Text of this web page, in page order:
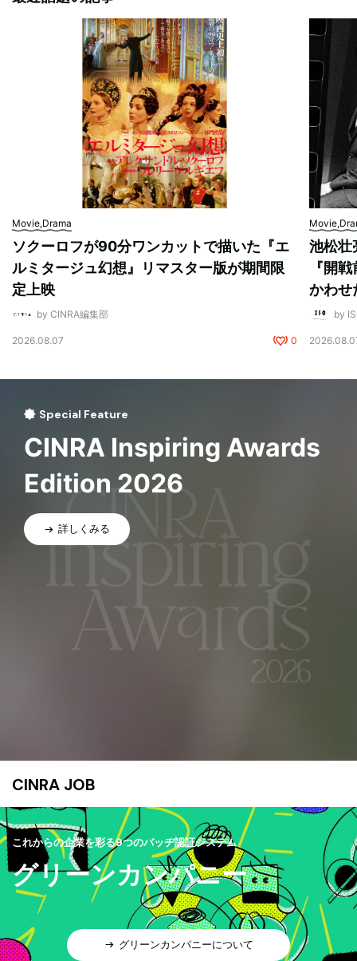
Movie,Drama
ソクーロフが90分ワンカットで描いた『エ
ルミタージュ幻想』リマスター版が期間限
定上映
by CINRA編集部
2026.08.07 0
池松壮
『開
かわせ
by
Special Feature
CINRA Inspiring Awards
Edition 2026
詳しくみる
CINRA JOB
これからの企業を彩る9つのバッヂ認証システム
グリーンカンパニー
グリーンカンパニーについて